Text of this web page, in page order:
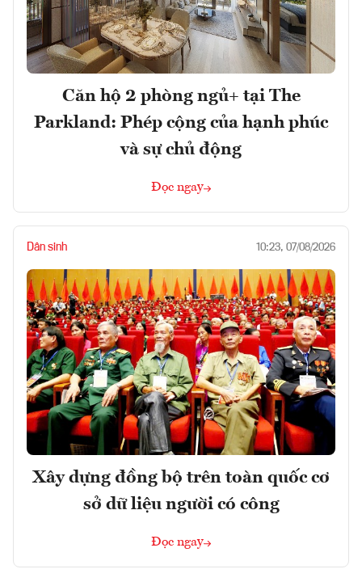
Căn hộ 2 phòng ngủ+ tại The
Parkland: Phép cộng của hạnh phúc
và sự chủ động
Đọc ngay
Dân sinh 10:23, 07/08/2026
Xây dựng đồng bộ trên toàn quốc cơ
sở dữ liệu người có công
Đọc ngay